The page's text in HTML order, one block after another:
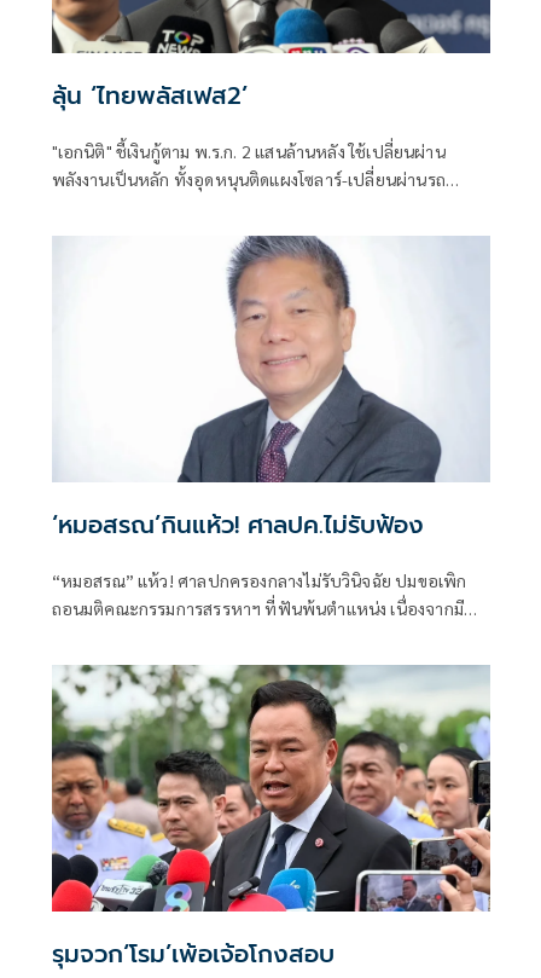
ลุ้น ‘ไทยพลัสเฟส2’
"เอกนิติ" ชี้เงินกู้ตาม พ.ร.ก. 2 แสนล้านหลัง ใช้เปลี่ยนผ่าน
พลังงานเป็นหลัก ทั้งอุดหนุนติดแผงโซลาร์-เปลี่ยนผ่านรถ
พร้อมให้ใช้กับไทยเที่ยวไทยพลัส ส่วนไทยช่วยไทยพลัส เฟส 2
รอประเมินความเหมาะสม นายกฯ เผยจะพยายาม
‘หมอสรณ’กินแห้ว! ศาลปค.ไม่รับฟ้อง
“หมอสรณ” แห้ว! ศาลปกครองกลางไม่รับวินิจฉัย ปมขอเพิก
ถอนมติคณะกรรมการสรรหาฯ ที่ฟันพ้นตำแหน่ง เนื่องจากมี
รุมจวก‘โรม’เพ้อเจ้อโกงสอบ